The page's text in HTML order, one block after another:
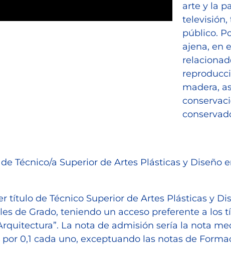
arte y la
televisión,
público.
ajena, en
madera,
Técnico/a Superior de Artes Plásticas y Diseño
título de Técnico Superior de Artes Plásticas y
de Grado, teniendo un acceso preferente a los
La nota de admisión sería la nota
0,1 cada uno, exceptuando las notas de